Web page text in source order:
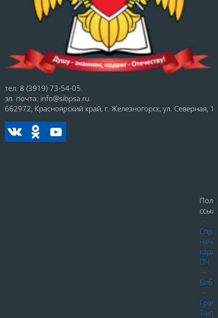
тел. 8 (3919) 73-54-05.
эл. почта: info@sibpsa.ru
662972, Красноярский край, г. Железногорск, ул. Северная, 1.
-
ПЧ
-
-